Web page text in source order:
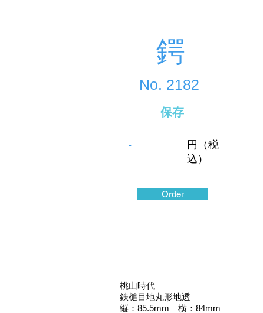
鍔
No. 2182
保存
-
円（税
込）
Order
桃山時代
鉄槌目地丸形地透
縦：85.5mm 横：84mm